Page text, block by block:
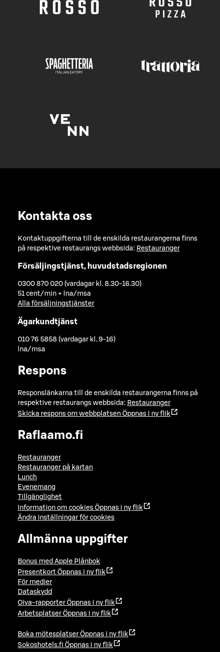
Kontakta oss
Kontaktuppgifterna till de enskilda restaurangerna finns
på respektive restaurangs webbsida: Restauranger
Försäljingstjänst, huvudstadsregionen
0300 870 020 (vardagar kl. 8.30-16.30)
51 cent/min + lna/msa
Alla försäljningstjänster
Ägarkundtjänst
010 76 5858 (vardagar kl. 9-16)
lna/msa
Respons
Responslänkarna till de enskilda restaurangerna finns på
respektive restaurangs webbsida: Restauranger
Skicka respons om webbplatsen Öppnas i ny flik
Raflaamo.fi
Restauranger
Restauranger på kartan
Lunch
Evenemang
Tillgänglighet
Information om cookies Öppnas i ny flik
Ändra inställningar för cookies
Allmänna uppgifter
Bonus med Apple Plånbok
Presentkort Öppnas i ny flik
För medier
Dataskydd
Oiva-rapporter Öppnas i ny flik
Arbetsplatser Öppnas i ny flik
Boka mötesplatser Öppnas i ny flik
Sokoshotels.fi Öppnas i ny flik